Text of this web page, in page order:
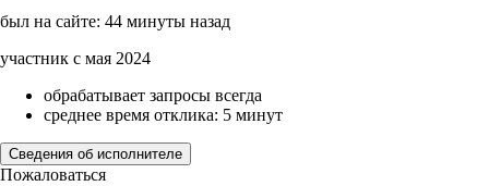
был на сайте: 44 минуты назад
участник с мая 2024
обрабатывает запросы всегда
среднее время отклика: 5 минут
Сведения об исполнителе
Пожаловаться